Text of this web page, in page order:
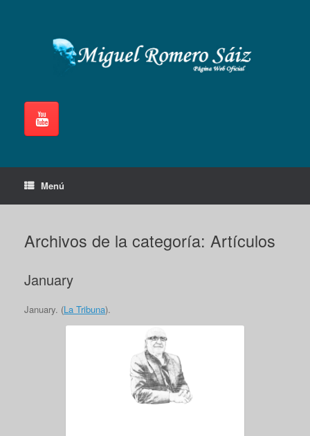
Menú
Archivos de la categoría: Artículos
January
January. (La Tribuna).